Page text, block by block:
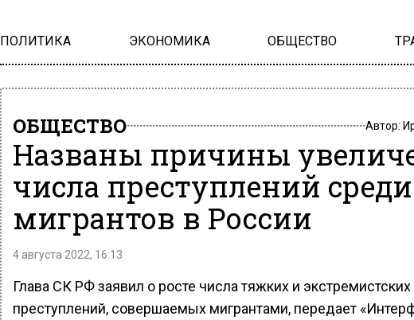
ПОЛИТИКА ЭКОНОМИКА ОБЩЕСТВО
ОБЩЕСТВО Автор:
Названы причины
числа преступлений среди
мигрантов в России
4 августа 2022, 16:13
Глава СК РФ заявил о росте числа тяжких и экстремистских
преступлений, совершаемых мигрантами, передает